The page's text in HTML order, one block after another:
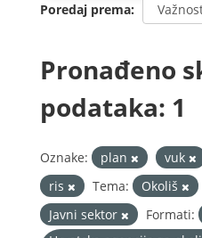
Poredaj prema
Pronađeno
podataka: 1
Oznake: plan vuk
ris
Tema: Okoliš
Javni sektor
Formati: